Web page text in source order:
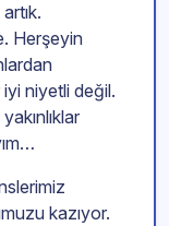
Herşeyin
iyi niyetli değil.
kazıyor.